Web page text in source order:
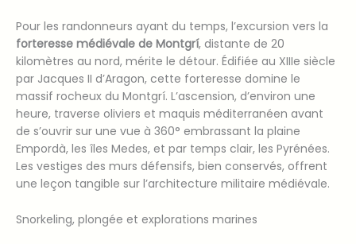
Pour les randonneurs ayant du temps, l’excursion vers la
forteresse médiévale de Montgrí, distante de 20
kilomètres au nord, mérite le détour. Édifiée au XIIIe siècle
par Jacques II d’Aragon, cette forteresse domine le
massif rocheux du Montgrí. L’ascension, d’environ une
heure, traverse oliviers et maquis méditerranéen avant
de s’ouvrir sur une vue à 360° embrassant la plaine
Empordà, les îles Medes, et par temps clair, les Pyrénées.
Les vestiges des murs défensifs, bien conservés, offrent
une leçon tangible sur l’architecture militaire médiévale.
Snorkeling, plongée et explorations marines